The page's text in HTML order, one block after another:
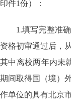
印件1份）：
1.填写完整准
资格初审通过后，
其中离校两年内未
期间取得国（境）
作单位的具有北京